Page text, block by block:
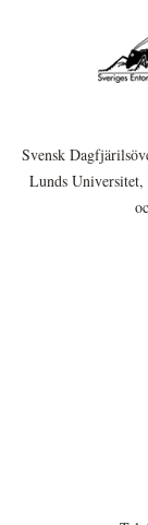
Svensk
Lunds Universitet,